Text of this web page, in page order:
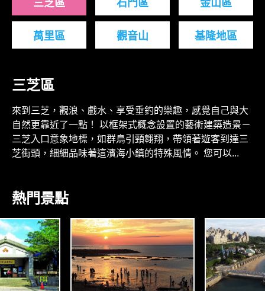
N O T H
C
O
A
S
S
A
三芝區 石門區 金山區
萬里區 觀音山 基隆地區
三芝區
來到三芝，觀浪、戲水、享受垂釣的樂趣，感覺自己與大
自然更靠近了一點！ 以框架式概念設置的藝術建築造景－
三芝入口意象地標，如群鳥引頸翱翔，帶領著遊客到達三
芝街頭，細細品味著這濱海小鎮的特殊風情。 您可以...
熱門景點